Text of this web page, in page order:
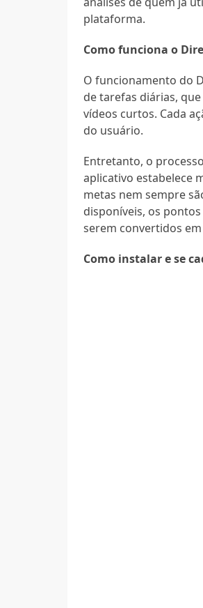
plataforma.
Como funciona o
O funcionamento do
de tarefas diárias,
vídeos curtos. Cada
do usuário.
Entretanto, o
aplicativo estabelece
metas nem sempre
disponíveis, os
serem convertidos
Como instalar e se